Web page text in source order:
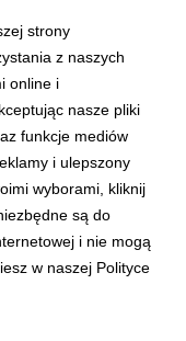
Business
pozycję w obszarze
BX, którym
strony
z naszych
online i
nasze pliki
funkcje mediów
i ulepszony
wyborami, kliknij
są do
i nie mogą
w naszej Polityce